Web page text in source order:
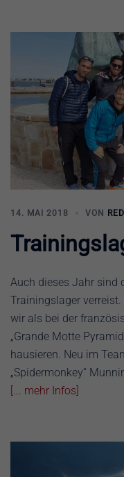
14. MAI 2018 VON
Auch dieses Jahr sind
Trainingslager
wir als bei der
„Grande Motte
hausieren. Neu im
„Spidermonkey“
[... mehr Infos]